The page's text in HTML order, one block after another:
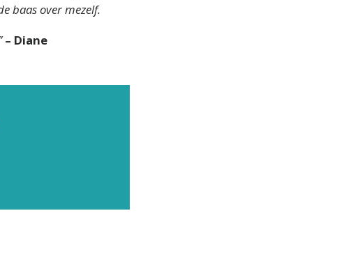
baas over mezelf.
– Diane